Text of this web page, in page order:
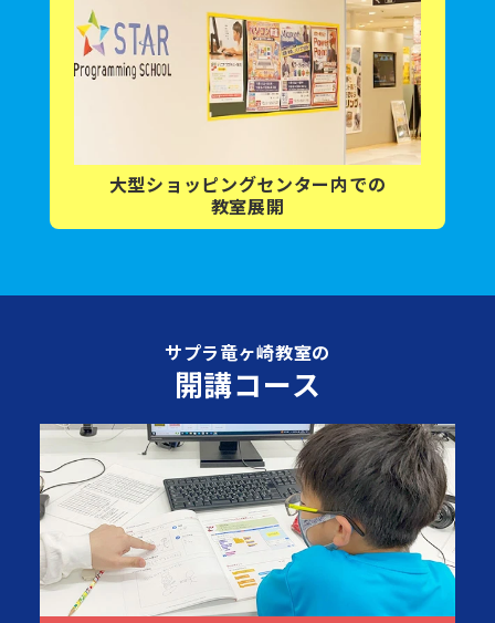
大型ショッピングセンター内での
教室展開
サプラ竜ヶ崎教室の
開講コース